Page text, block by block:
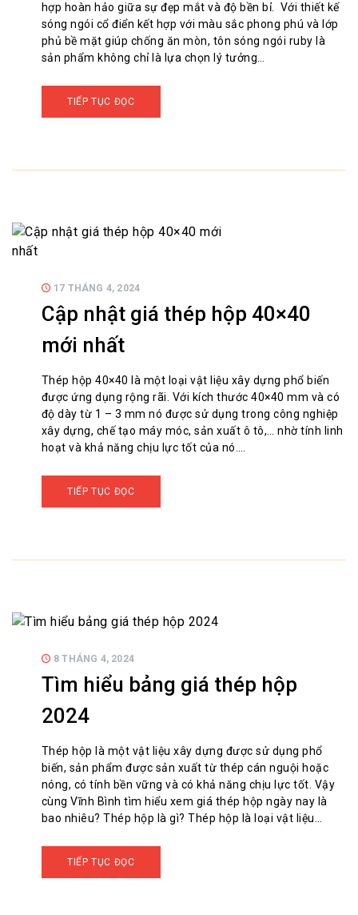
hợp hoàn hảo giữa sự đẹp mắt và độ bền bỉ. Với thiết kế
sóng ngói cổ điển kết hợp với màu sắc phong phú và lớp
phủ bề mặt giúp chống ăn mòn, tôn sóng ngói ruby là
sản phẩm không chỉ là lựa chọn lý tưởng…
TIẾP TỤC ĐỌC
17 THÁNG 4, 2024
Cập nhật giá thép hộp 40×40
mới nhất
Thép hộp 40×40 là một loại vật liệu xây dựng phổ biến
được ứng dụng rộng rãi. Với kích thước 40×40 mm và có
độ dày từ 1 – 3 mm nó được sử dụng trong công nghiệp
xây dựng, chế tạo máy móc, sản xuất ô tô,… nhờ tính linh
hoạt và khả năng chịu lực tốt của nó.…
TIẾP TỤC ĐỌC
8 THÁNG 4, 2024
Tìm hiểu bảng giá thép hộp
2024
Thép hộp là một vật liệu xây dựng được sử dụng phổ
biến, sản phẩm được sản xuất từ thép cán nguội hoặc
nóng, có tính bền vững và có khả năng chịu lực tốt. Vậy
cùng Vĩnh Bình tìm hiểu xem giá thép hộp ngày nay là
bao nhiêu? Thép hộp là gì? Thép hộp là loại vật liệu…
TIẾP TỤC ĐỌC